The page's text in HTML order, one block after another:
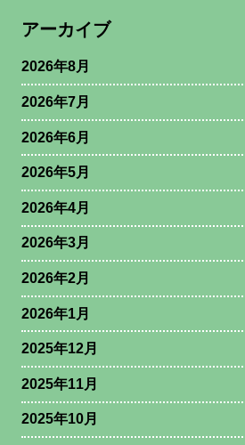
アーカイブ
2026年8月
2026年7月
2026年6月
2026年5月
2026年4月
2026年3月
2026年2月
2026年1月
2025年12月
2025年11月
2025年10月